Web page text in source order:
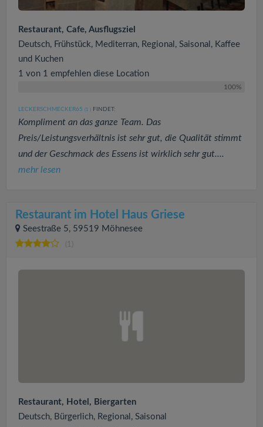
Restaurant, Cafe, Ausflugsziel
Deutsch, Frühstück, Mediterran, Regional, Saisonal, Kaffee
und Kuchen
1 von 1 empfehlen diese Location
100%
LECKERSCHMECKER65 (1 ) FINDET:
Kompliment an das ganze Team. Das
Preis/Leistungsverhältnis ist sehr gut, die Qualität stimmt
und der Geschmack des Essens ist wirklich sehr gut....
mehr lesen
Restaurant im Hotel Haus Griese
Seestraße 5, 59519 Möhnesee
(1)
Restaurant, Hotel, Biergarten
Deutsch, Bürgerlich, Regional, Saisonal